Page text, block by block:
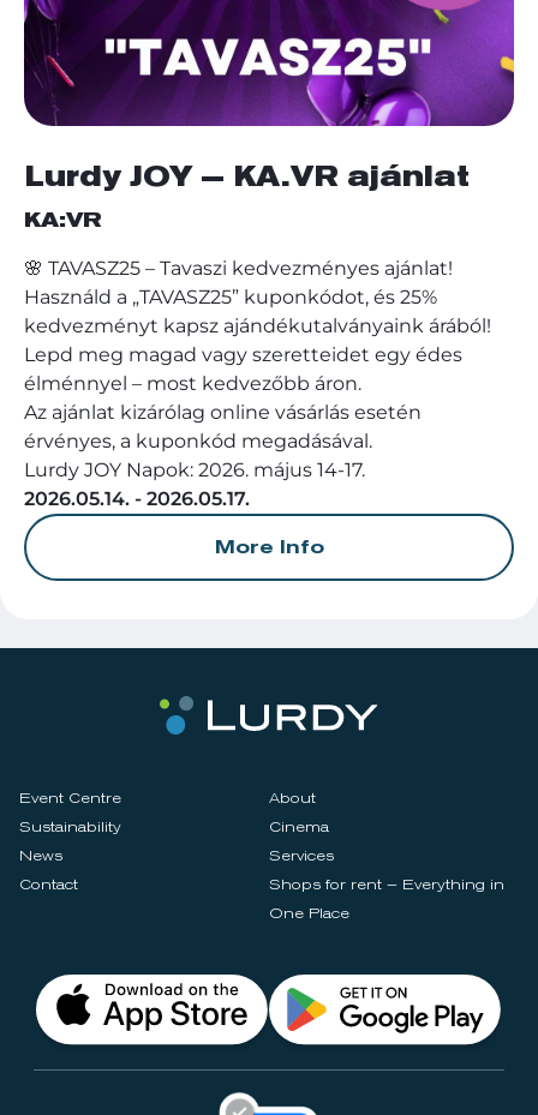
Lurdy JOY – KA.VR ajánlat
KA:VR
🌸 TAVASZ25 – Tavaszi kedvezményes ajánlat!
Használd a „TAVASZ25” kuponkódot, és 25%
kedvezményt kapsz ajándékutalványaink árából!
Lepd meg magad vagy szeretteidet egy édes
élménnyel – most kedvezőbb áron.
Az ajánlat kizárólag online vásárlás esetén
érvényes, a kuponkód megadásával.
Lurdy JOY Napok: 2026. május 14-17.
2026.05.14. - 2026.05.17.
More Info
Event Centre
About
Sustainability
Cinema
News
Services
Contact
Shops for rent – Everything in
One Place